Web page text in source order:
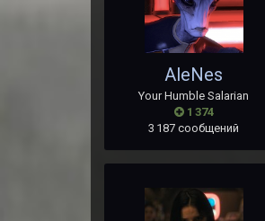
AleNes
Your Humble Salarian
1 374
3 187 сообщений